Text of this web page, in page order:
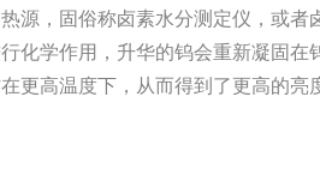
源，固俗称卤素水分测定仪，或
化学作用，升华的钨会重新凝固
更高温度下，从而得到了更高的